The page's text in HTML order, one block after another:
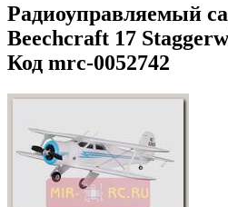
Радиоуправляемый
Beechcraft 17
Код mrc-0052742